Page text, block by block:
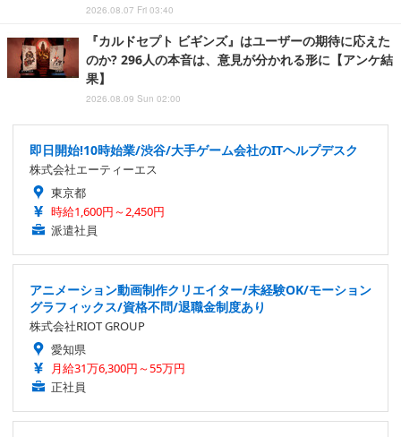
2026.08.07 Fri 03:40
『カルドセプト ビギンズ』はユーザーの期待に応えた
のか? 296人の本音は、意見が分かれる形に【アンケ結
果】
2026.08.09 Sun 02:00
即日開始!10時始業/渋谷/大手ゲーム会社のITヘルプデスク
株式会社エーティーエス
東京都
時給1,600円～2,450円
派遣社員
アニメーション動画制作クリエイター/未経験OK/モーション
グラフィックス/資格不問/退職金制度あり
株式会社RIOT GROUP
愛知県
月給31万6,300円～55万円
正社員